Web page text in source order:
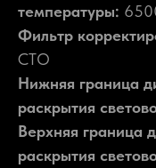
температуры:
Фильтр
CTO
Нижняя граница
раскрытия
Верхняя граница
раскрытия